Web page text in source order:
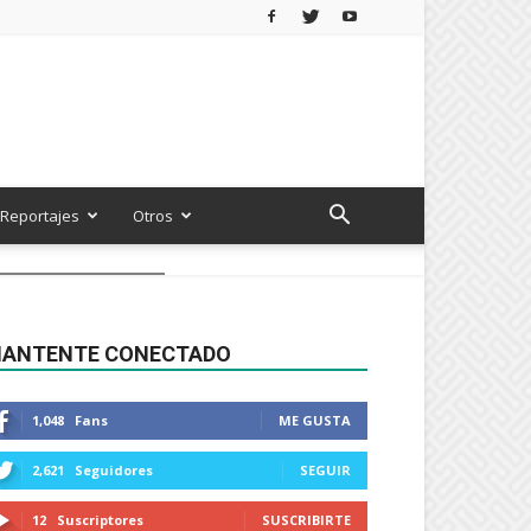
Reportajes Otros
CONECTADO
1,048 Fans ME GUSTA
2,621 Seguidores SEGUIR
12 Suscriptores SUSCRIBIRTE